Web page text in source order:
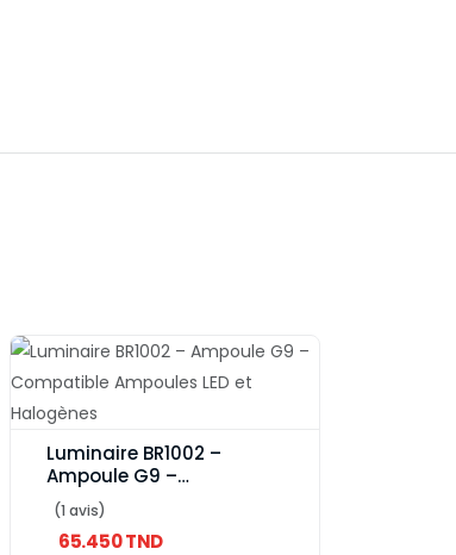
Luminaire BR1002 –
Ampoule G9 –
Compatible Ampoules
LED et Halogènes
(1 avis)
65.450 TND